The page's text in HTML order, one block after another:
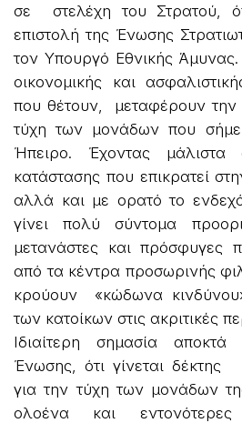
σε στελέχη του Στρατού,
επιστολή της Ένωσης
τον Υπουργό Εθνικής
οικονομικής και
που θέτουν, μεταφέρουν την
τύχη των μονάδων που
Ήπειρο. Έχοντας μάλιστα
κατάστασης που επικρατεί
αλλά και με ορατό το
γίνει πολύ σύντομα
μετανάστες και πρόσφυγες
από τα κέντρα προσωρινής
κρούουν «κώδωνα
των κατοίκων στις ακριτικές
Ιδιαίτερη σημασία
Ένωσης, ότι γίνεται
για την τύχη των μονάδων
ολοένα και